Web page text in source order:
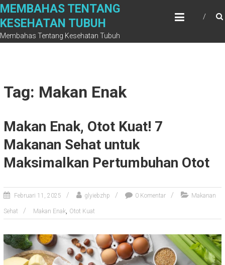
Skip
content
MEMBAHAS TENTANG
KESEHATAN TUBUH
Membahas Tentang Kesehatan Tubuh
Tag: Makan Enak
Makan Enak, Otot Kuat! 7
Makanan Sehat untuk
Maksimalkan Pertumbuhan Otot
Februari 11, 2025 glyiebzhp 0 Komentar Makanan
Sehat Makan Enak, Otot Kuat